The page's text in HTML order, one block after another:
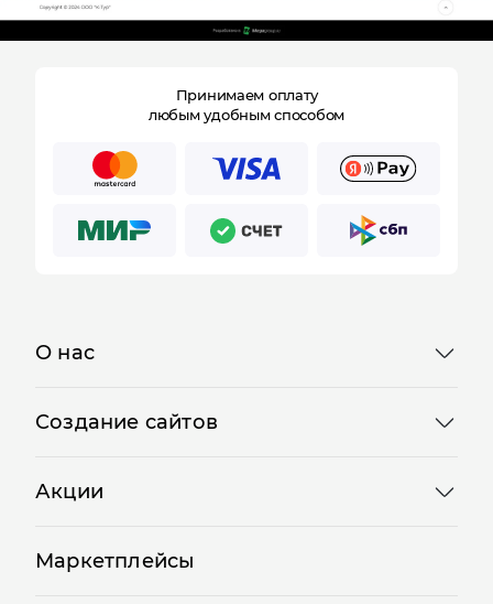
Принимаем оплату
любым удобным способом
О нас
Создание сайтов
Акции
Маркетплейсы